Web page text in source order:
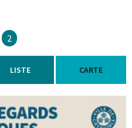
2
LISTE CARTE